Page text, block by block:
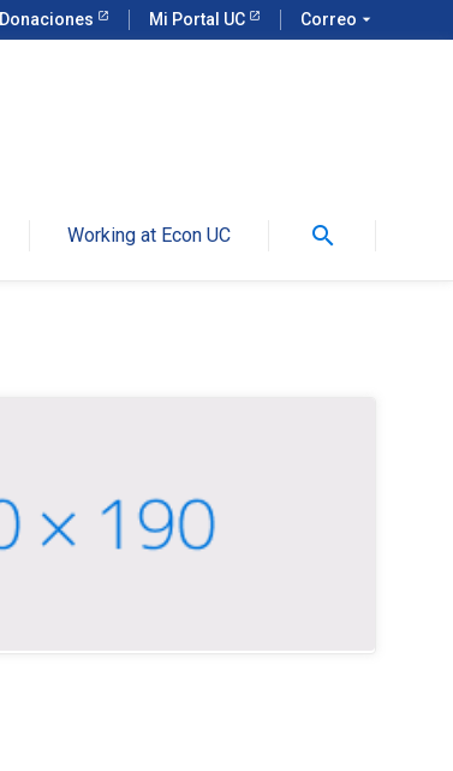
Donaciones Mi Portal UC Correo arrow_drop_down
Working at Econ UC search